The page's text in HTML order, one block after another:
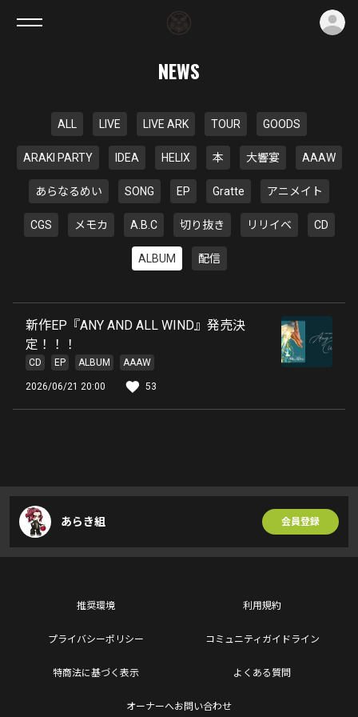
NEWS
ALL LIVE LIVE ARK TOUR GOODS
ARAKI PARTY IDEA HELIX 本 大響宴 AAAW
あらなるめい SONG EP Gratte アニメイト
CGS メモカ A.B.C 切り抜き リリイベ CD
ALBUM 配信
新作EP『ANY AND ALL WIND』発売決
定！！！
CD EP ALBUM AAAW
2026/06/21 20:00 53
あらき組 会員登録
推奨環境 利用規約
プライバシーポリシー コミュニティガイドライン
特商法に基づく表示 よくある質問
オーナーへお問い合わせ